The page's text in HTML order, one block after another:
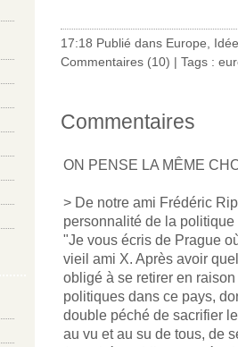
17:18 Publié dans Europe
Commentaires (10) | Tags :
Commentaires
ON PENSE LA MÊME
> De notre ami Frédéric
personnalité de la politique
"Je vous écris de Prague
vieil ami X. Après avoir
obligé à se retirer en
politiques dans ce pays,
double péché de sacrifier
au vu et au su de tous, de